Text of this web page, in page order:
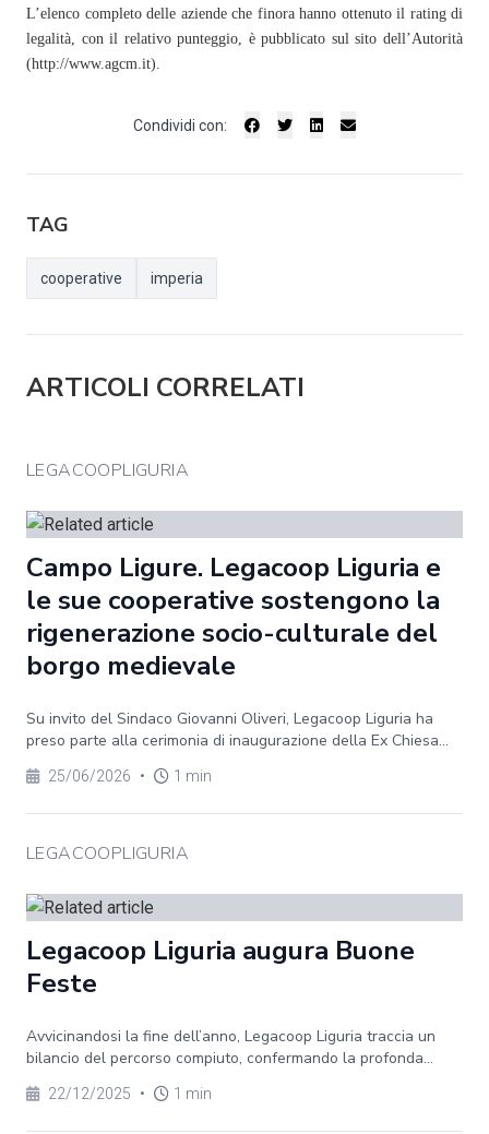
L’elenco completo delle aziende che finora hanno ottenuto il rating di
legalità, con il relativo punteggio, è pubblicato sul sito dell’Autorità
(http://www.agcm.it).
Condividi con:
TAG
cooperative imperia
ARTICOLI CORRELATI
LEGACOOPLIGURIA
Campo Ligure. Legacoop Liguria e
le sue cooperative sostengono la
rigenerazione socio-culturale del
borgo medievale
Su invito del Sindaco Giovanni Oliveri, Legacoop Liguria ha
preso parte alla cerimonia di inaugurazione della Ex Chiesa...
25/06/2026 • 1 min
LEGACOOPLIGURIA
Legacoop Liguria augura Buone
Feste
Avvicinandosi la fine dell’anno, Legacoop Liguria traccia un
bilancio del percorso compiuto, confermando la profonda...
22/12/2025 • 1 min